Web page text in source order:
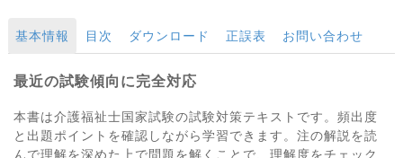
基本情報 目次 ダウンロード 正誤表 お問い合わせ
最近の試験傾向に完全対応
本書は介護福祉士国家試験の試験対策テキストです。頻出度
と出題ポイントを確認しながら学習できます。注の解説を読
んで理解を深めた上で問題を解くことで、理解度をチェック